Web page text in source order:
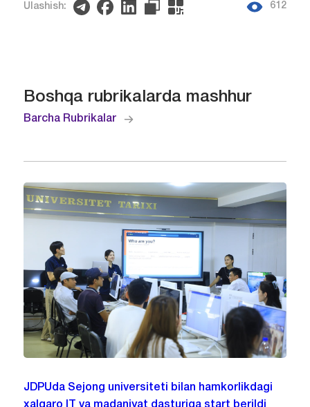
Ulashish: 612
Boshqa rubrikalarda mashhur
Barcha Rubrikalar
JDPUda Sejong universiteti bilan hamkorlikdagi